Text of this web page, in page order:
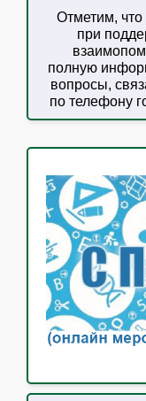
Отметим, что
при
полную
вопросы,
по телефону